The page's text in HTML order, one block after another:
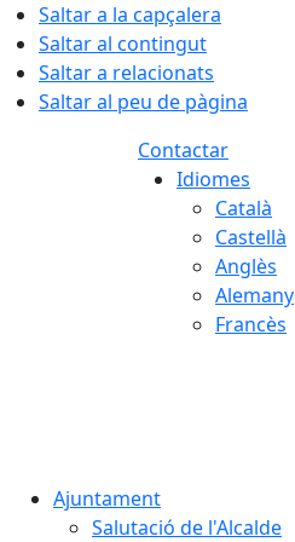
Saltar a la capçalera
Saltar al contingut
Saltar a relacionats
Saltar al peu de pàgina
Contactar
Idiomes
Català
Castellà
Anglès
Alemany
Francès
Ajuntament
Salutació de l'Alcalde